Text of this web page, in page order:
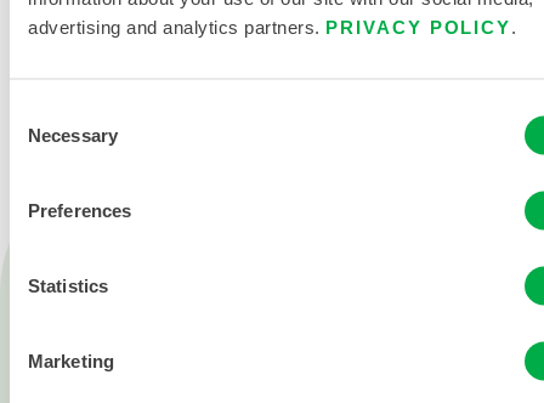
advertising and analytics partners. PRIVACY POLICY
Selection
Necessary
Preferences
Statistics
Marketing
Feuer